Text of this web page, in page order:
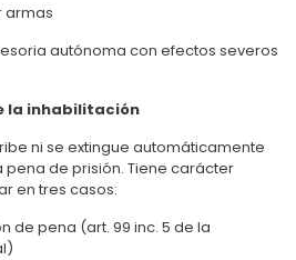
armas
autónoma con efectos severos
la inhabilitación
ni se extingue automáticamente
de prisión. Tiene carácter
en tres casos:
de pena (art. 99 inc. 5 de la